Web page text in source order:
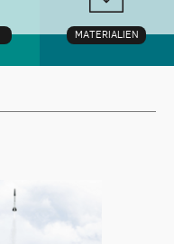
MATERIALIEN